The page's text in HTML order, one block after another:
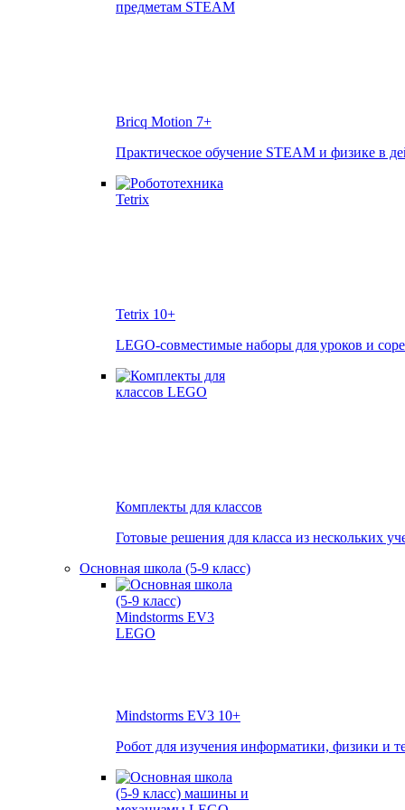
Bricq Motion 7+
Практическое обучение STEAM и физике в
Tetrix 10+
LEGO-совместимые наборы для уроков и
Комплекты для классов
Готовые решения для класса из нескольких
Основная школа (5-9 класс)
Mindstorms EV3 10+
Робот для изучения информатики, физики и